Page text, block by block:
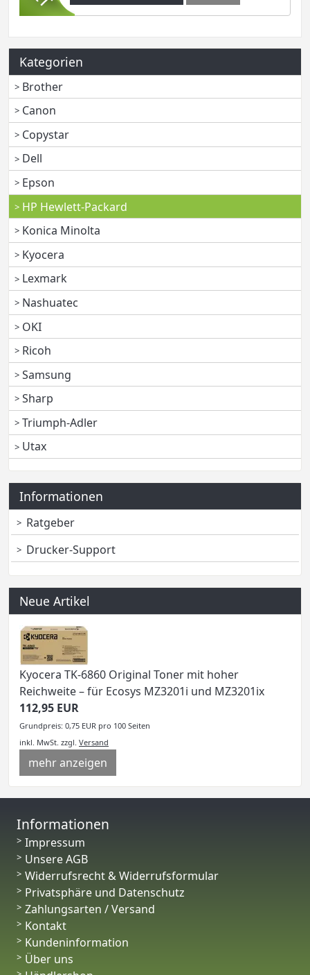
Kategorien
Brother
Canon
Copystar
Dell
Epson
HP Hewlett-Packard
Konica Minolta
Kyocera
Lexmark
Nashuatec
OKI
Ricoh
Samsung
Sharp
Triumph-Adler
Utax
Informationen
Ratgeber
Drucker-Support
Neue Artikel
Kyocera TK-6860 Original Toner mit hoher
Reichweite – für Ecosys MZ3201i und MZ3201ix
112,95 EUR
Grundpreis: 0,75 EUR pro 100 Seiten
inkl. MwSt. zzgl. Versand
mehr anzeigen
Informationen
Impressum
Unsere AGB
Widerrufsrecht & Widerrufsformular
Privatsphäre und Datenschutz
Zahlungsarten / Versand
Kontakt
Kundeninformation
Über uns